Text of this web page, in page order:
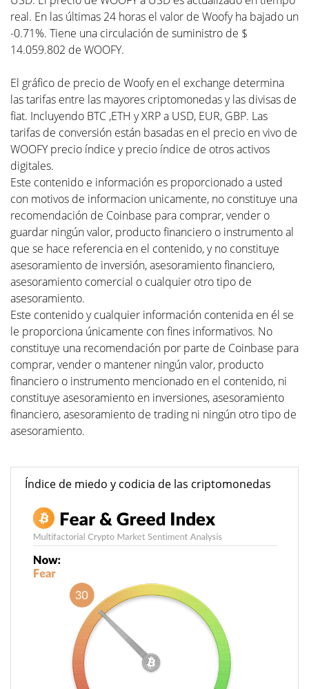
real. En las últimas 24 horas el valor de Woofy ha bajado un
-0.71%. Tiene una circulación de suministro de $
14.059.802 de WOOFY.
El gráfico de precio de Woofy en el exchange determina
las tarifas entre las mayores criptomonedas y las divisas de
fiat. Incluyendo BTC ,ETH y XRP a USD, EUR, GBP. Las
tarifas de conversión están basadas en el precio en vivo de
WOOFY precio índice y precio índice de otros activos
digitales.
Este contenido e información es proporcionado a usted
con motivos de informacion unicamente, no constituye una
recomendación de Coinbase para comprar, vender o
guardar ningún valor, producto financiero o instrumento al
que se hace referencia en el contenido, y no constituye
asesoramiento de inversión, asesoramiento financiero,
asesoramiento comercial o cualquier otro tipo de
asesoramiento.
Este contenido y cualquier información contenida en él se
le proporciona únicamente con fines informativos. No
constituye una recomendación por parte de Coinbase para
comprar, vender o mantener ningún valor, producto
financiero o instrumento mencionado en el contenido, ni
constituye asesoramiento en inversiones, asesoramiento
financiero, asesoramiento de trading ni ningún otro tipo de
asesoramiento.
Índice de miedo y codicia de las criptomonedas